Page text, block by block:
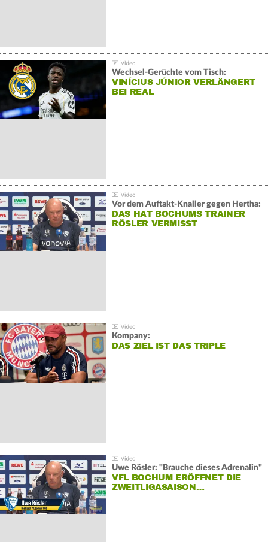
Wechsel-Gerüchte vom Tisch:
VINÍCIUS JÚNIOR VERLÄNGERT
BEI REAL
Vor dem Auftakt-Knaller gegen Hertha:
DAS HAT BOCHUMS TRAINER
RÖSLER VERMISST
Kompany:
DAS ZIEL IST DAS TRIPLE
Uwe Rösler: "Brauche dieses Adrenalin"
VFL BOCHUM ERÖFFNET DIE
ZWEITLIGASAISON…